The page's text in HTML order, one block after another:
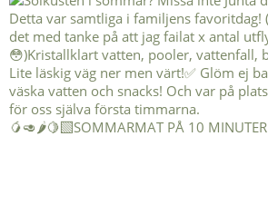
🥭🥑🌶️🍋‍🟩SOMMARMAT PÅ 10 MINUTER